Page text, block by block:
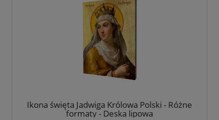
Ikona święta Jadwiga Królowa Polski - Różne
formaty - Deska lipowa